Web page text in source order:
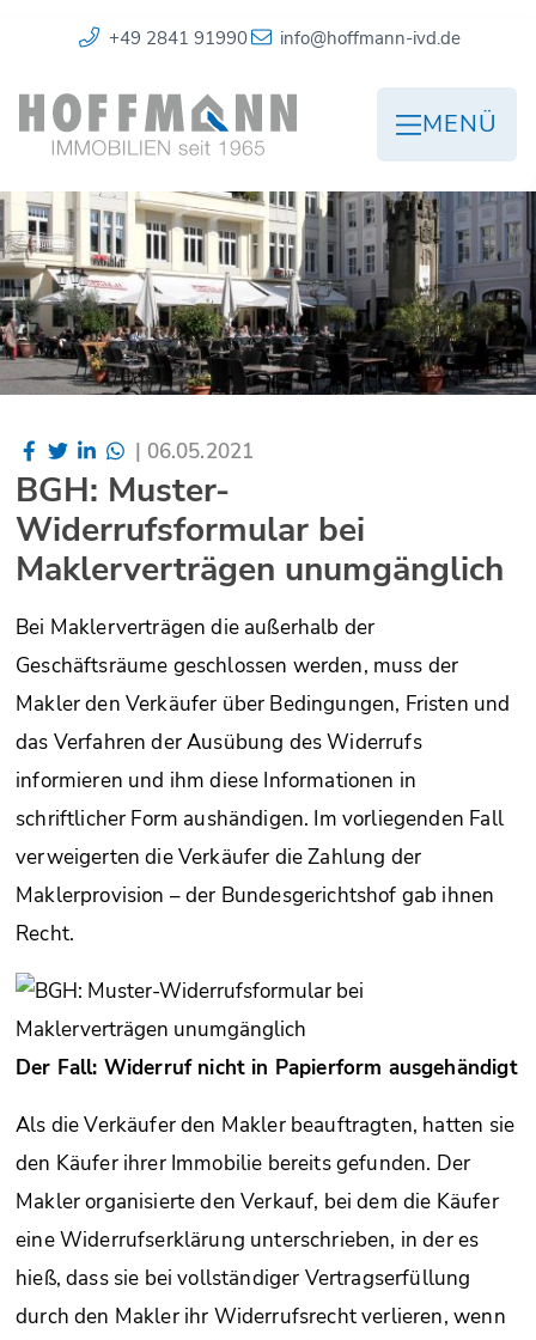
+49 2841 91990 info@hoffmann-ivd.de
MENÜ
| 06.05.2021
BGH: Muster-
Widerrufsformular bei
Maklerverträgen unumgänglich
Bei Maklerverträgen die außerhalb der
Geschäftsräume geschlossen werden, muss der
Makler den Verkäufer über Bedingungen, Fristen und
das Verfahren der Ausübung des Widerrufs
informieren und ihm diese Informationen in
schriftlicher Form aushändigen. Im vorliegenden Fall
verweigerten die Verkäufer die Zahlung der
Maklerprovision – der Bundesgerichtshof gab ihnen
Recht.
Der Fall: Widerruf nicht in Papierform ausgehändigt
Als die Verkäufer den Makler beauftragten, hatten sie
den Käufer ihrer Immobilie bereits gefunden. Der
Makler organisierte den Verkauf, bei dem die Käufer
eine Widerrufserklärung unterschrieben, in der es
hieß, dass sie bei vollständiger Vertragserfüllung
durch den Makler ihr Widerrufsrecht verlieren, wenn